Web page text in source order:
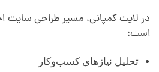
در لایت کمپانی، مسیر طراحی سایت
است:
تحلیل نیازهای کسب‌وکار